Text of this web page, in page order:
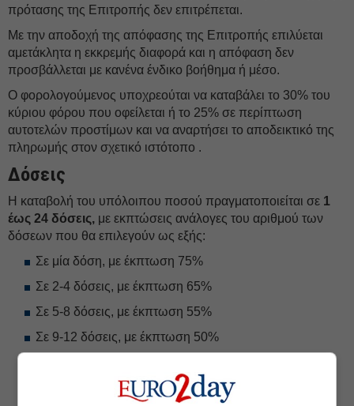
πρότασης της Επιτροπής δεν επιτρέπεται.
Με την αποδοχή της απόφασης της Επιτροπής επιλύεται
αμετάκλητα η εκκρεμής διαφορά και η απόφαση δεν
προσβάλλεται με κανένα ένδικο βοήθημα ή μέσο.
Ο φορολογούμενος υποχρεούται να καταβάλει το 30% του
κύριου φόρου που οφείλεται ή το 25% σε περίπτωση
αυτοτελών προστίμων και να αναρτήσει το αποδεικτικό της
πληρωμής στον σχετικό ιστότοπο .
Δόσεις
Η καταβολή του υπόλοιπου ποσού πραγματοποιείται σε 1
έως 24 δόσεις, με εκπτώσεις ανάλογες του αριθμού των
δόσεων που θα επιλεγούν ως εξής:
Σε μία δόση, με έκπτωση 75%
Σε 2-4 δόσεις, με έκπτωση 65%
Σε 5-8 δόσεις, με έκπτωση 55%
Σε 9-12 δόσεις, με έκπτωση 50%
Σε 17-20 δόσεις, με έκπτωση 40%